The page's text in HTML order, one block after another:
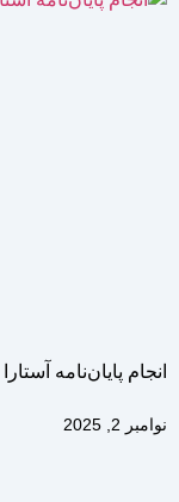
انجام پایان‌نامه آستارا
نوامبر 2, 2025